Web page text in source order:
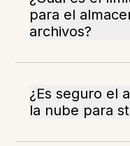
para el
archivos?
¿Es seguro el
la nube para